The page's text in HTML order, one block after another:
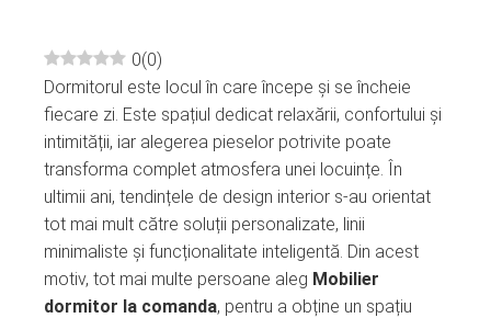
0(0)
Dormitorul este locul în care începe și se încheie
fiecare zi. Este spațiul dedicat relaxării, confortului și
intimității, iar alegerea pieselor potrivite poate
transforma complet atmosfera unei locuințe. În
ultimii ani, tendințele de design interior s-au orientat
tot mai mult către soluții personalizate, linii
minimaliste și funcționalitate inteligentă. Din acest
motiv, tot mai multe persoane aleg Mobilier
dormitor la comanda, pentru a obține un spațiu